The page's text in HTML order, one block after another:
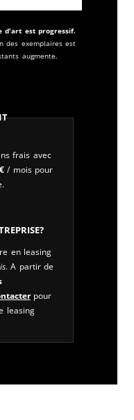
est progressif.
des exemplaires est
augmente.
frais avec
€/ mois pour
en leasing
. A partir de
pour
leasing